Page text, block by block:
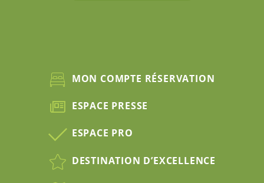
MON COMPTE RÉSERVATION
ESPACE PRESSE
ESPACE PRO
DESTINATION D’EXCELLENCE